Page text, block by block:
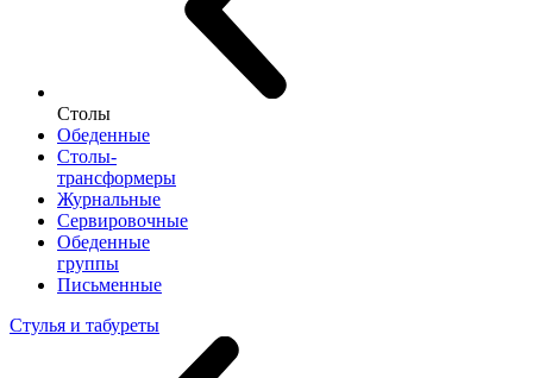
Столы
Обеденные
Столы-
трансформеры
Журнальные
Сервировочные
Обеденные
группы
Письменные
Стулья и табуреты